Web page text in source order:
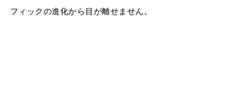
フィックの進化から目が離せません。